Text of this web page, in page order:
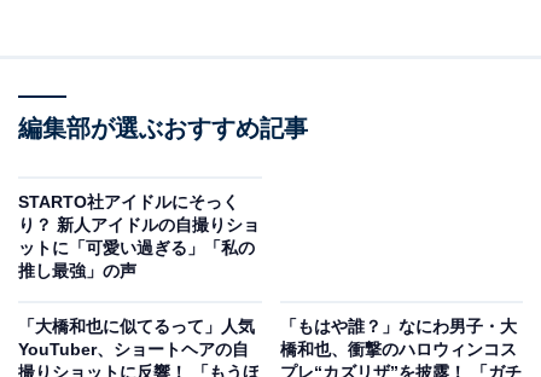
編集部が選ぶおすすめ記事
STARTO社アイドルにそっく
り？ 新人アイドルの自撮りショ
ットに「可愛い過ぎる」「私の
推し最強」の声
「大橋和也に似てるって」人気
YouTuber、ショートヘアの自
撮りショットに反響！ 「もうほ
「もはや誰？」なにわ男子・大
橋和也、衝撃のハロウィンコス
プレ“カズリザ”を披露！ 「ガチ